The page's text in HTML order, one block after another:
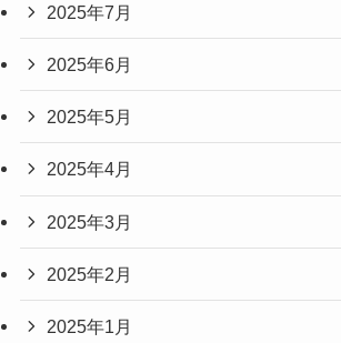
2025年7月
2025年6月
2025年5月
2025年4月
2025年3月
2025年2月
2025年1月